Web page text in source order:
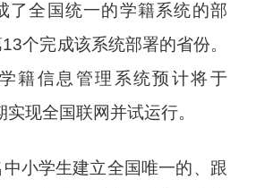
了全国统一的学籍系统的部
个完成该系统部署的省份。
籍信息管理系统预计将于
现全国联网并试运行。
小学生建立全国唯一的、跟